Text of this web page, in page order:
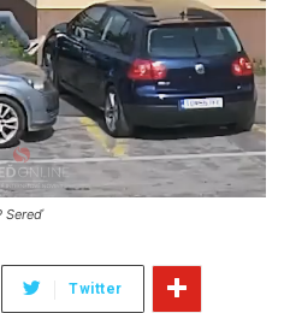
Sereď
Twitter